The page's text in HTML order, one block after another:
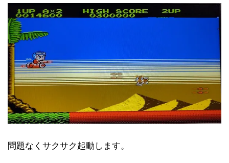
問題なくサクサク起動します。